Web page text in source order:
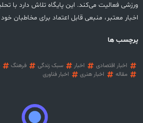
ورزشی فعالیت می‌کند. این پایگاه تلاش دارد با
اخبار معتبر، منبعی قابل اعتماد برای مخاطبان
پرچسب ها
اخبار اقتصادی اخبار سبک زندگی فرهنگ
مقاله
اخبار هنری اخبار فناوری